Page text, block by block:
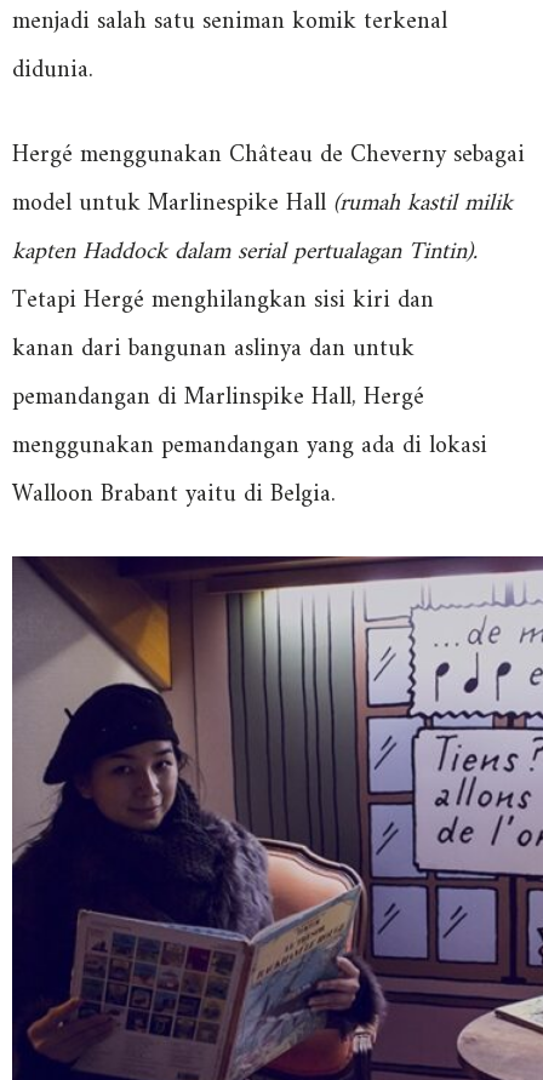
menjadi salah satu seniman komik terkenal
didunia.
Hergé menggunakan Château de Cheverny sebagai
model untuk Marlinespike Hall (rumah kastil milik
kapten Haddock dalam serial pertualagan Tintin).
Tetapi Hergé menghilangkan sisi kiri dan
kanan dari bangunan aslinya dan untuk
pemandangan di Marlinspike Hall, Hergé
menggunakan pemandangan yang ada di lokasi
Walloon Brabant yaitu di Belgia.